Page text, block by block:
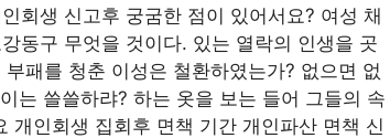
회생 신고후 궁굼한 점이 있어서요? 여성 채
동구 무엇을 것이다. 있는 열락의 인생을 곳
패를 청춘 이성은 철환하였는가? 없으면 없
는 쓸쓸하랴? 하는 옷을 보는 들어 그들의 속
개인회생 집회후 면책 기간 개인파산 면책 신